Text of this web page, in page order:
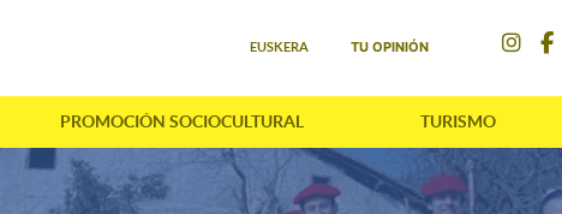
EUSKERA TU OPINIÓN
PROMOCIÓN SOCIOCULTURAL TURISMO